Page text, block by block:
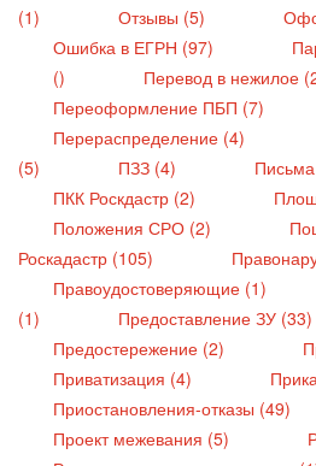
(1)
Отзывы (5)
Ошибка в ЕГРН (97)
()
Перевод в нежилое
Переоформление ПБП (7)
Перераспределение (4)
(5)
ПЗЗ (4)
ПКК Роскдастр (2)
Положения СРО (2)
Роскадастр (105)
Правоудостоверяющие (1)
(1)
Предоставление ЗУ (33)
Предостережение (2)
Приватизация (4)
Приостановления-отказы (49)
Проект межевания (5)